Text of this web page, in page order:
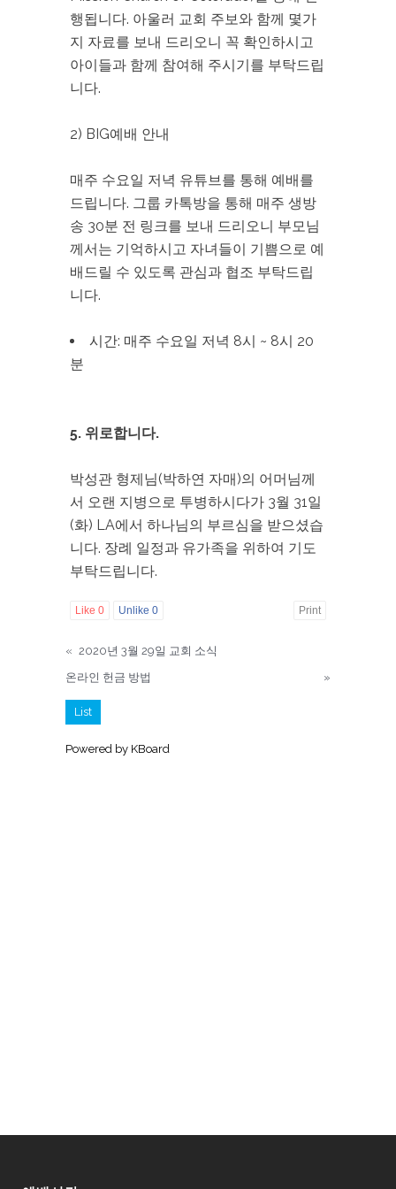
행됩니다. 아울러 교회 주보와 함께 몇가
지 자료를 보내 드리오니 꼭 확인하시고
아이들과 함께 참여해 주시기를 부탁드립
니다.
2) BIG예배 안내
매주 수요일 저녁 유튜브를 통해 예배를
드립니다. 그룹 카톡방을 통해 매주 생방
송 30분 전 링크를 보내 드리오니 부모님
께서는 기억하시고 자녀들이 기쁨으로 예
배드릴 수 있도록 관심과 협조 부탁드립
니다.
시간: 매주 수요일 저녁 8시 ~ 8시 20
분
5. 위로합니다.
박성관 형제님(박하연 자매)의 어머님께
서 오랜 지병으로 투병하시다가 3월 31일
(화) LA에서 하나님의 부르심을 받으셨습
니다. 장례 일정과 유가족을 위하여 기도
부탁드립니다.
Like 0 Unlike 0 Print
« 2020년 3월 29일 교회 소식
온라인 헌금 방법
»
List
Powered by KBoard